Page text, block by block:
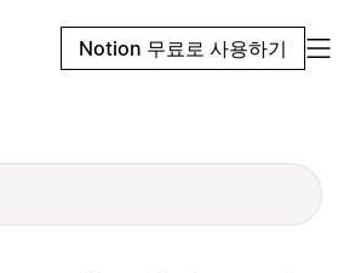
Notion 무료로 사용하기